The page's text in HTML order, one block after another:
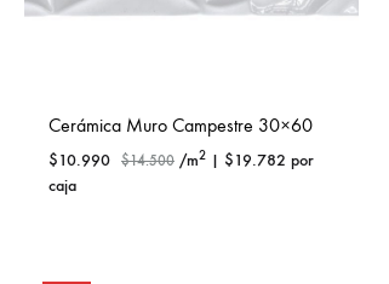
Cerámica Muro Campestre 30×60
$10.990 $14.500 /m2 | $19.782 por
caja